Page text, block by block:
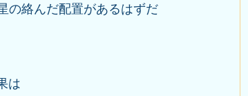
の絡んだ配置があるはずだ
は